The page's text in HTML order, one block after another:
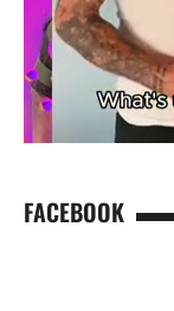
FACEBOOK